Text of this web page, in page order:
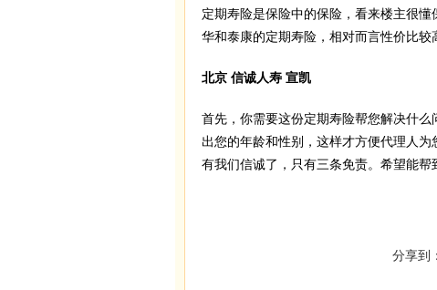
定期寿险是保险中的保险，看来楼主很
华和泰康的定期寿险，相对而言性价比较
北京 信诚人寿 宣凯
首先，你需要这份定期寿险帮您解决什
出您的年龄和性别，这样才方便代理人
有我们信诚了，只有三条免责。希望能帮
分享到：